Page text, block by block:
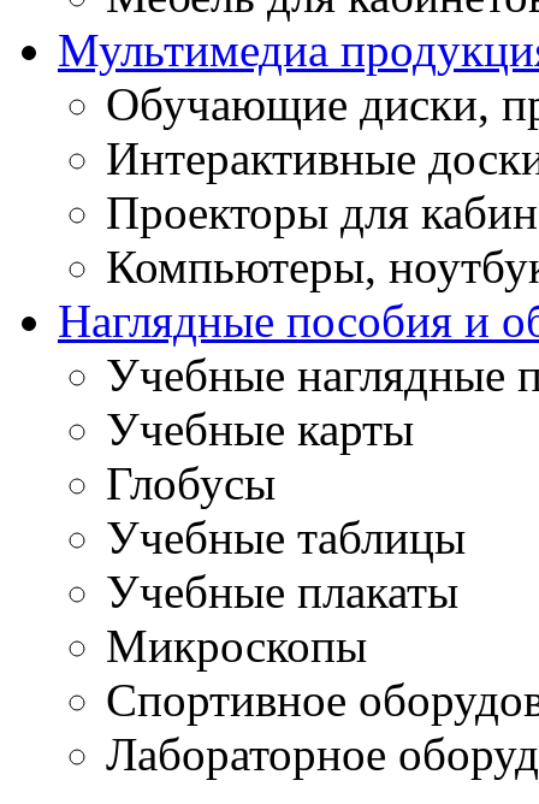
Мультимедиа
Обучающие диски,
Интерактивные
Проекторы для
Компьютеры,
Наглядные пособия и
Учебные наглядные
Учебные карты
Глобусы
Учебные таблицы
Учебные плакаты
Микроскопы
Спортивное
Лабораторное